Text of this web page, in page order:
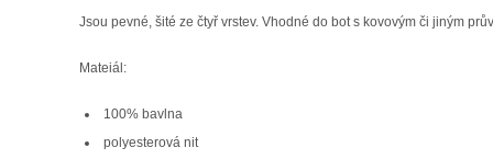
Jsou pevné, šité ze čtyř vrstev. Vhodné do bot s kovovým či jiným
Mateiál:
100% bavlna
polyesterová nit